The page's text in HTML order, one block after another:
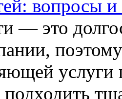
вопросы и
— это
подходить